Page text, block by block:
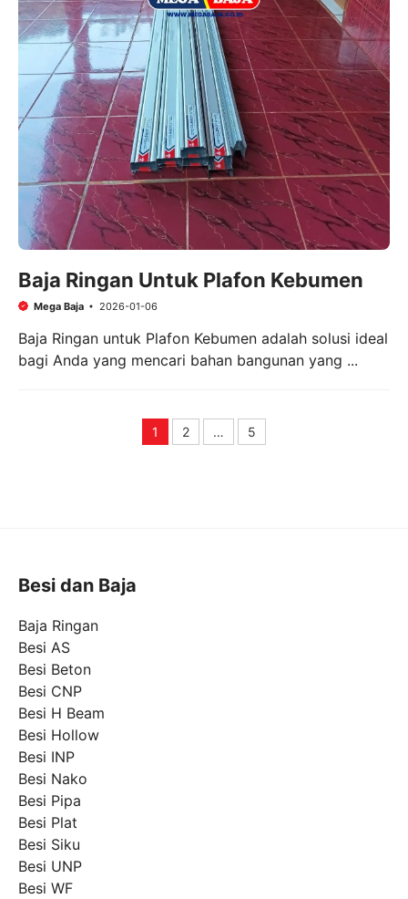
Baja Ringan Untuk Plafon Kebumen
Mega Baja 2026-01-06
Baja Ringan untuk Plafon Kebumen adalah solusi ideal
bagi Anda yang mencari bahan bangunan yang ...
Page
1 Page
2 … 5
Besi dan Baja
Baja Ringan
Besi AS
Besi Beton
Besi CNP
Besi H Beam
Besi Hollow
Besi INP
Besi Nako
Besi Pipa
Besi Plat
Besi Siku
Besi UNP
Besi WF